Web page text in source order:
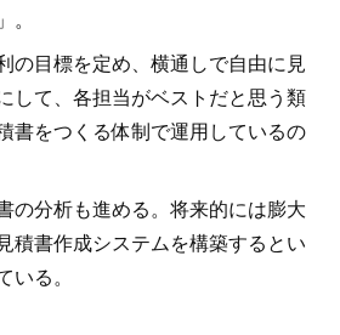
の目標を定め、横通しで自由に見
して、各担当がベストだと思う類
書をつくる体制で運用しているの
の分析も進める。将来的には膨大
積書作成システムを構築するとい
る。